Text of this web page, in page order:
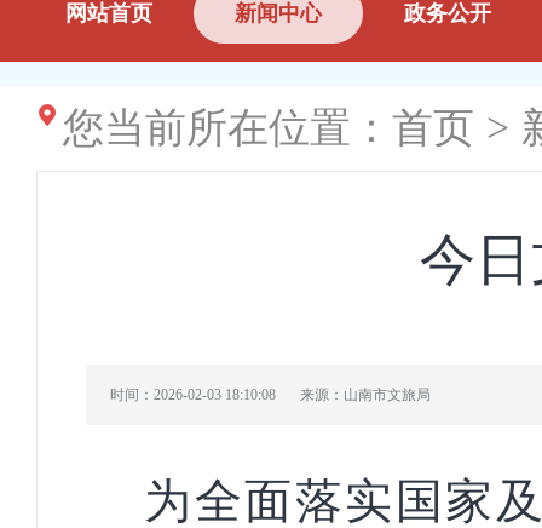
网站首页 新闻中心 政务公开
您当前所在位置： 首页 >
今
时间：2026-02-03 18:10:08 来源：山南市文旅局
为全面落实国家